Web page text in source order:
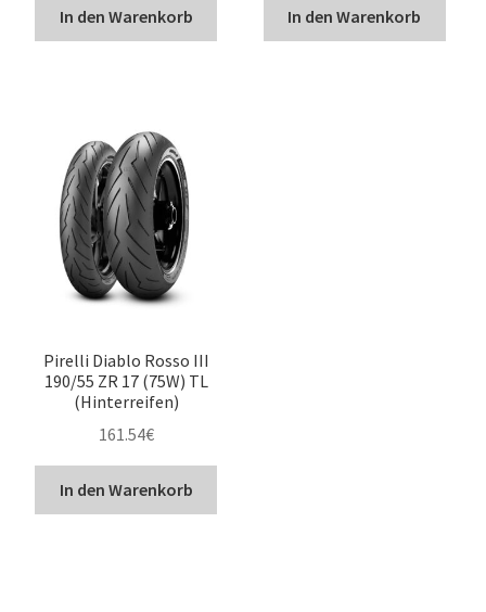
In den Warenkorb In den Warenkorb
Pirelli Diablo Rosso III
190/55 ZR 17 (75W) TL
(Hinterreifen)
161.54€
In den Warenkorb